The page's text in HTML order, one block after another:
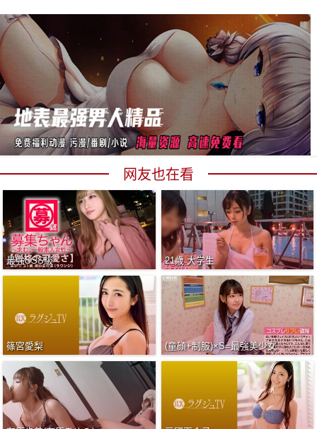
网友也在看
最強SSS級 21歳 大学生
篠宮愛梨 (童顔+制服)×S=最強美少女